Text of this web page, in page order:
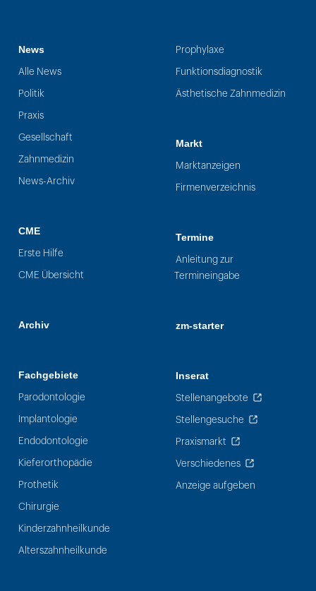
News
Alle News
Politik
Praxis
Gesellschaft
Zahnmedizin
News-Archiv
CME
Erste Hilfe
CME Übersicht
Archiv
Fachgebiete
Parodontologie
Implantologie
Endodontologie
Kieferorthopädie
Prothetik
Chirurgie
Kinderzahnheilkunde
Alterszahnheilkunde
Prophylaxe
Funktionsdiagnostik
Ästhetische Zahnmedizin
Markt
Marktanzeigen
Firmenverzeichnis
Termine
Anleitung zur
Termineingabe
zm-starter
Inserat
Stellenangebote
Stellengesuche
Praxismarkt
Verschiedenes
Anzeige aufgeben